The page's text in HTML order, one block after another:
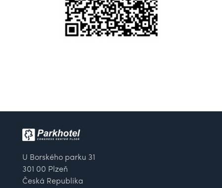
U Borského parku 31
301 00 Plzeň
Česká Republika